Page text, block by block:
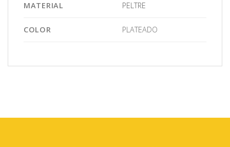
MATERIAL PELTRE
COLOR PLATEADO